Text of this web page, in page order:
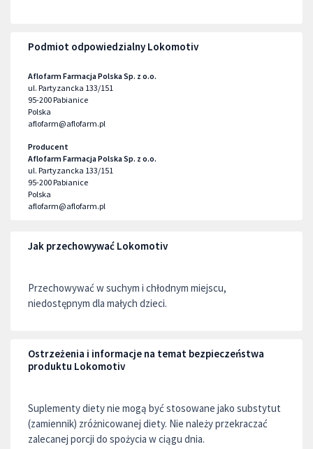
Podmiot odpowiedzialny Lokomotiv
Aflofarm Farmacja Polska Sp. z o.o.
ul. Partyzancka 133/151
95-200Pabianice
Polska
aflofarm@aflofarm.pl
Producent
Aflofarm Farmacja Polska Sp. z o.o.
ul. Partyzancka 133/151
95-200Pabianice
Polska
aflofarm@aflofarm.pl
Jak przechowywać Lokomotiv
Przechowywać w suchym i chłodnym miejscu,
niedostępnym dla małych dzieci.
Ostrzeżenia i informacje na temat bezpieczeństwa
produktu Lokomotiv
Suplementy diety nie mogą być stosowane jako substytut
(zamiennik) zróżnicowanej diety. Nie należy przekraczać
zalecanej porcji do spożycia w ciągu dnia.